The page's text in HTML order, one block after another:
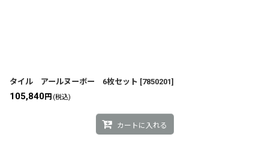
タイル アールヌーボー 6枚セット [7850201]
105,840円 (税込)
カートに入れる